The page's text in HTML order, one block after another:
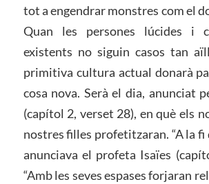
tot a engendrar monstres com el
Quan les persones lúcides i
existents no siguin casos tan
primitiva cultura actual donarà
cosa nova. Serà el dia, anunciat
(capítol 2, verset 28), en què els
nostres filles profetitzaran. “A la fi
anunciava el profeta Isaïes
“Amb les seves espases forjaran